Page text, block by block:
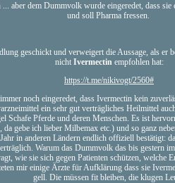
aber dem Dummvolk wurde eingeredet, dass
und soll Pharma fressen.
geschickt und verweigert die Aussage, als
nicht Ivermectin empfohlen hat:
https://t.me/nikivogt/2560#
noch eingeredet, dass Ivermectin kein
ein sehr gut verträgliches Heilmittel
Schafe Pferde und deren Menschen. Es ist
gebe ich lieber Milbemax etc.) und so ganz
in anderen Ländern endlich offiziell bestätigt:
Warum das Dummvolk das bis gestern
wie sie sich gegen Patienten schützen, welche
mir einige Ärzte für Aufklärung dass sie
gell. Die müssen fit bleiben, die klugen